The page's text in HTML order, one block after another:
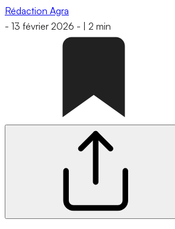
Rédaction Agra
- 13 février 2026 - 2 min